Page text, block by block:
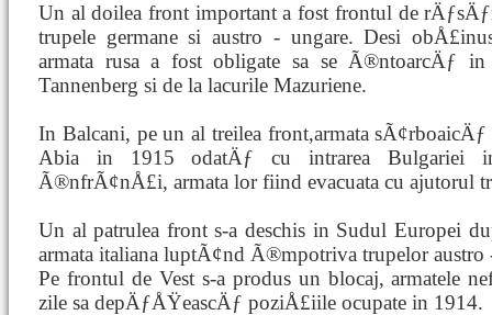
Un al doilea front important a fost frontul de
trupele germane si austro - ungare. Desi
armata rusa a fost obligate sa se Ã®ntoarcÄƒ
Tannenberg si de la lacurile Mazuriene.
In Balcani, pe un al treilea front,armata
Abia in 1915 odatÄƒ cu intrarea Bulgariei
Ã®nfrÃ¢nÅ£i, armata lor fiind evacuata cu ajutorul
Un al patrulea front s-a deschis in Sudul Europei
armata italiana luptÃ¢nd Ã®mpotriva trupelor austro
Pe frontul de Vest s-a produs un blocaj, armatele
zile sa depÄƒÅŸeascÄƒ poziÅ£iile ocupate in 1914.